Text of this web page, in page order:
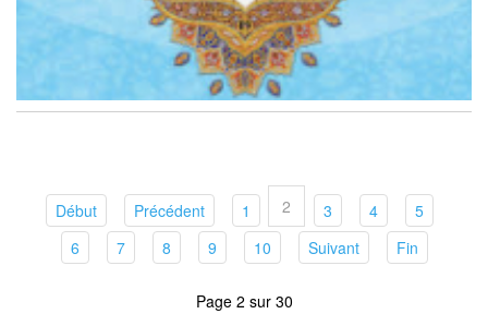
Début(current)Précédent(current)
1 (current)
2 3 (current)
4(current)
5(current)
6(current)
7(current)
8(current)
9(current)
10(current)Suivant(current)
Fin(current)
Page 2 sur 30